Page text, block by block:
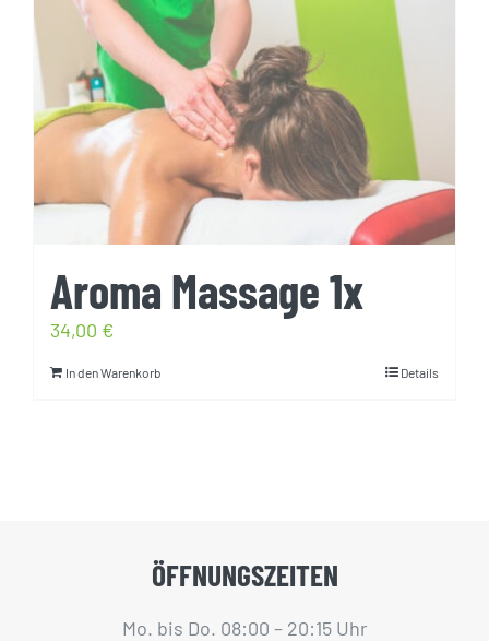
Aroma Massage 1x
34,00 €
In den Warenkorb Details
ÖFFNUNGSZEITEN
Mo. bis Do. 08:00 – 20:15 Uhr